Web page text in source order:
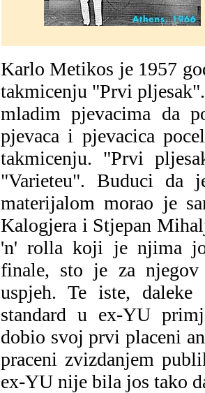
Karlo Metikos je 1957
takmicenju "Prvi
mladim pjevacima da
pjevaca i pjevacica
takmicenju. "Prvi
"Varieteu". Buduci da
materijalom morao je
Kalogjera i Stjepan
'n' rolla koji je njima
finale, sto je za
uspjeh. Te iste,
standard u ex-YU
dobio svoj prvi placeni
praceni zvizdanjem
ex-YU nije bila jos tako